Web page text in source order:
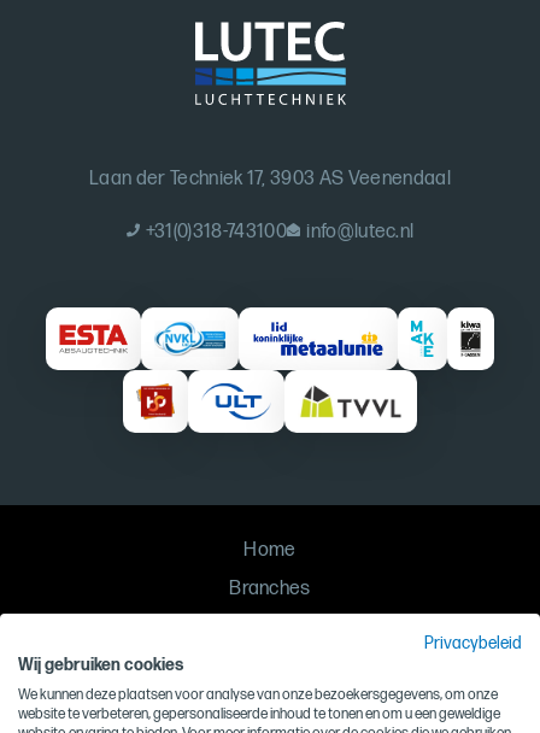
Laan der Techniek 17, 3903 AS Veenendaal
+31(0)318-743100 info@lutec.nl
Home
Branches
Privacy
Privacybeleid
Wij gebruiken cookies
We kunnen deze plaatsen voor analyse van onze bezoekersgegevens, om onze
website te verbeteren, gepersonaliseerde inhoud te tonen en om u een geweldige